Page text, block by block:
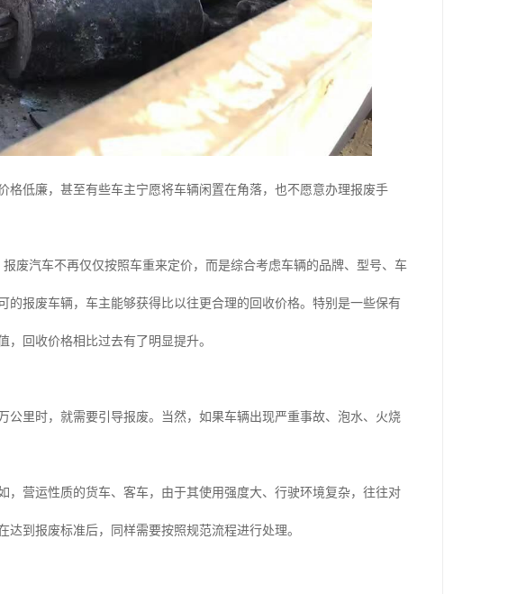
低廉，甚至有些车主宁愿将车辆闲置在角落，也不愿意办理报废手
废汽车不再仅仅按照车重来定价，而是综合考虑车辆的品牌、型号、车
报废车辆，车主能够获得比以往更合理的回收价格。特别是一些保有
回收价格相比过去有了明显提升。
里时，就需要引导报废。当然，如果车辆出现严重事故、泡水、火烧
营运性质的货车、客车，由于其使用强度大、行驶环境复杂，往往对
到报废标准后，同样需要按照规范流程进行处理。